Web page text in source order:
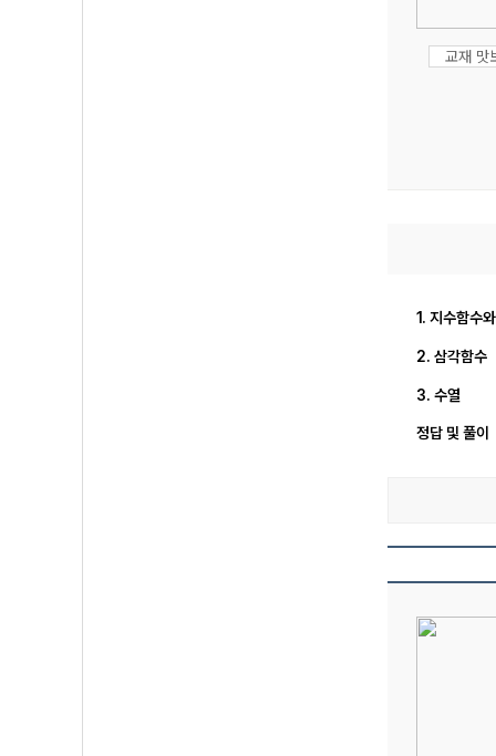
교재 맛
1. 지수함수
2. 삼각함수
3. 수열
정답 및 풀이